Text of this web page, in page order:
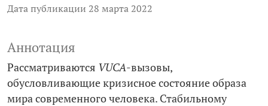
Дата публикации 28 марта 2022
Аннотация
Рассматриваются VUCA-вызовы,
обусловливающие кризисное состояние образа
мира современного человека. Стабильному